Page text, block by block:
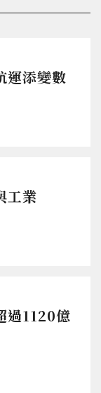
運添變數
工業
過1120億